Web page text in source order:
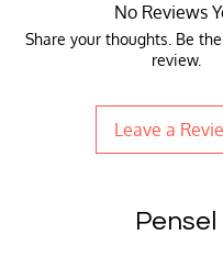
No Reviews
Share your thoughts. Be
review.
Leave a
Pensel